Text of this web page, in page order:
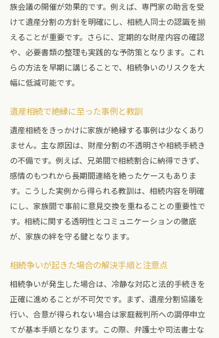
族会議の開催が効果的です。例えば、専門家の助言を受
けて遺産分割の方針を明確にし、相続人同士の認識を揃
えることが重要です。さらに、定期的な財産内容の確認
や、必要書類の整理も実践的な予防策となります。これ
らの方法を早期に講じることで、相続争いのリスクを大
幅に低減可能です。
遺産相続で絶縁に至った事例と教訓
遺産相続をきっかけに家族が絶縁する事例は少なくあり
ません。主な原因は、財産分割の不透明さや相続手続き
の不備です。例えば、兄弟間で相続割合に納得できず、
感情のもつれから長期間連絡を絶ったケースもありま
す。こうした実例から得られる教訓は、相続内容を明確
にし、家族間で事前に意見交換を重ねることの重要性で
す。相続に関する透明性とコミュニケーションの徹底
が、家族の絆を守る鍵となります。
相続争いが起きた場合の解決手順と注意点
相続争いが発生した場合は、冷静な対応と法的手続きを
正確に進めることが不可欠です。まず、遺産分割協議を
行い、合意が得られない場合は家庭裁判所への調停申立
てが基本手順となります。この際、弁護士や司法書士な